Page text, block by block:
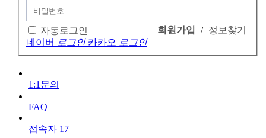
자동로그인 회원가입 / 정보찾기
네이버 로그인 카카오 로그인
1:1문의
FAQ
접속자 17